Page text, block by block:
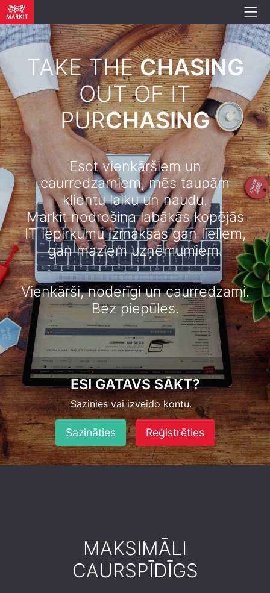
TAKE THECHASING
OUT OF IT
PURCHASING
Esot vienkāršiem un
caurredzamiem, mēs taupām
klientu laiku un naudu.
Markit nodrošina labākās kopējās
IT iepirkumu izmaksas gan lieliem,
gan maziem uzņēmumiem.​
Vienkārši, noderīgi un caurredzami.
Bez piepūles.
ESI GATAVS SĀKT?
Sazinies vai izveido kontu.
Sazināties Reģistrēties
MAKSIMĀLI
CAURSPĪDĪGS